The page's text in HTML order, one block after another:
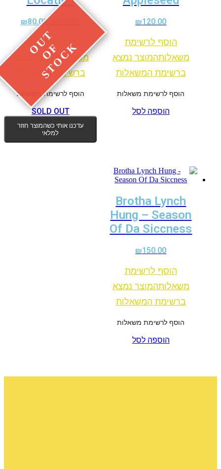
₪120.00
הוסף לרשימת
משאלותהמוצר נמצא
ברשימת המשאלות
הוסף לרשימת משאלות
הוספה לסל
המחיר
המקורי
היה:
₪220.00.
₪80.00
המחיר
הוא:
₪80.00.
הוסף לרשימת
משאלותהמוצר נמצא
ברשימת המשאלות
הוסף לרשימת משאלות
SOLD OUT
עדכנו אותי כשהמוצר חוזר
למלאי
Brotha Lynch
Hung – Season
Of Da Siccness
₪150.00
הוסף לרשימת
משאלותהמוצר נמצא
ברשימת המשאלות
הוסף לרשימת משאלות
הוספה לסל